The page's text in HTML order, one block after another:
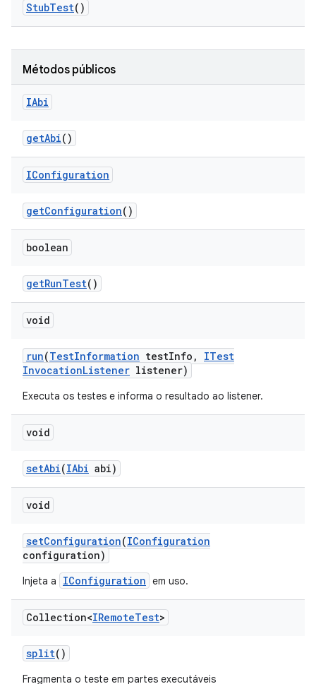
StubTest()
Métodos públicos
IAbi
getAbi()
IConfiguration
getConfiguration()
boolean
getRunTest()
void
run(TestInformation testInfo ,
ITest
InvocationListener listener)
Executa os testes e informa o resultado ao listener.
void
setAbi(IAbi abi)
void
setConfiguration(IConfiguration
configuration)
Injeta a IConfiguration em uso.
Collection<IRemoteTest>
split()
Fragmenta o teste em partes executáveis